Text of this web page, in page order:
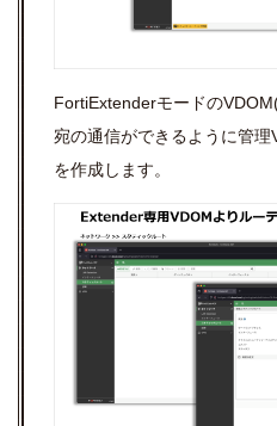
FortiExtenderモードの
宛の通信ができるように管
を作成します。